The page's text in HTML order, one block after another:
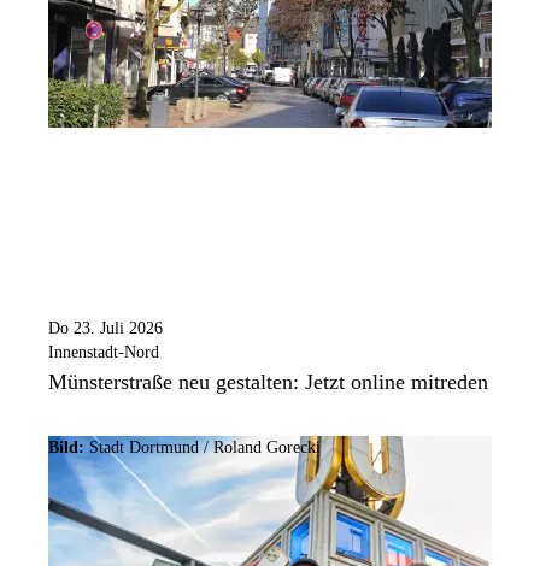
Do 23. Juli 2026
Innenstadt-Nord
Münsterstraße neu gestalten: Jetzt online mitreden
Bild: Stadt Dortmund / Roland Gorecki